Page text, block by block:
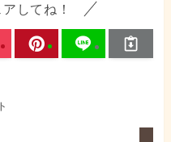
してね！